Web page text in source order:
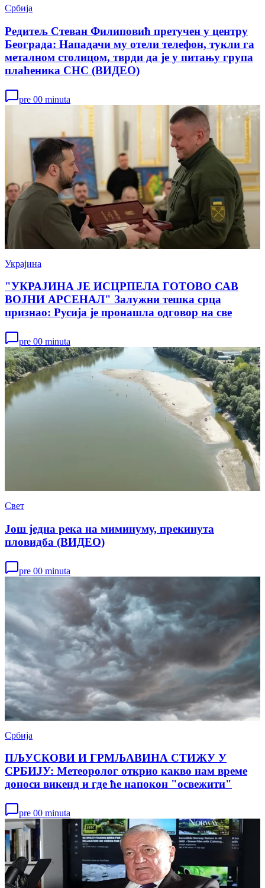
Србија
Редитељ Стеван Филиповић претучен у центру
Београда: Нападачи му отели телефон, тукли га
металном столицом, тврди да је у питању група
плаћеника СНС (ВИДЕО)
pre 00 minuta
Украјина
"УКРАЈИНА ЈЕ ИСЦРПЕЛА ГОТОВО САВ
ВОЈНИ АРСЕНАЛ" Залужни тешка срца
признао: Русија је пронашла одговор на све
pre 00 minuta
Свет
Још једна река на миминуму, прекинута
пловидба (ВИДЕО)
pre 00 minuta
Србија
ПЉУСКОВИ И ГРМЉАВИНА СТИЖУ У
СРБИЈУ: Метеоролог открио какво нам време
доноси викенд и где ће напокон "освежити"
pre 00 minuta